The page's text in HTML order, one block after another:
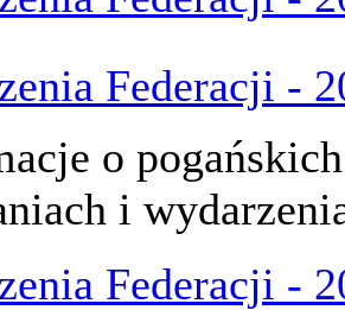
Federacji -
o pogańskich
i
Federacji -